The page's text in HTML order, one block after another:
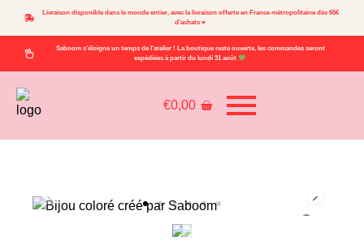
Livraison disponible dans le monde entier, avec la livraison offerte en France métropolitaine dès 65€
d'achats ♥
Saboom s'éloigne un temps de l'atelier ! La boutique reste ouverte, les commandes seront
expédiées à partir du lundi 31 août
€0,00